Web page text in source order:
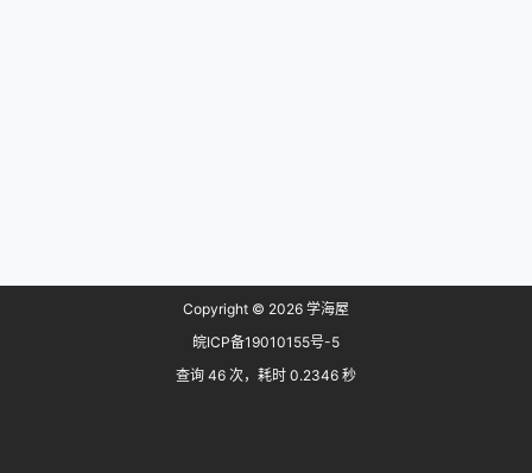
Copyright © 2026 学海屋
皖ICP备19010155号-5
查询 46 次，耗时 0.2346 秒